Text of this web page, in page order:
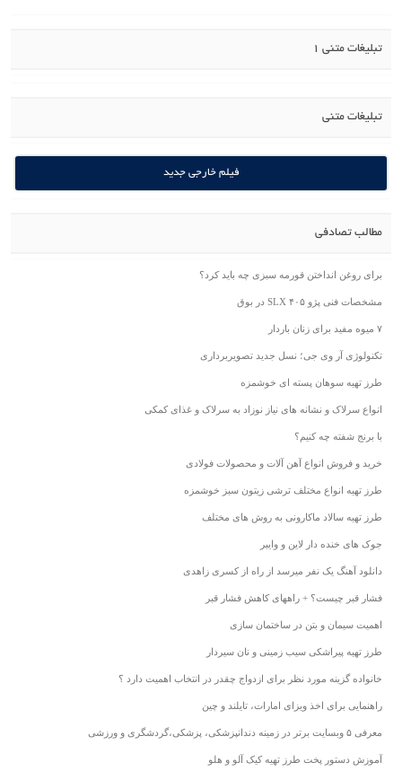
تبلیغات متنی 1
تبلیغات متنی
فیلم خارجی جدید
مطالب تصادفی
برای روغن انداختن قورمه سبزی چه باید کرد؟
مشخصات فنی پژو ۴۰۵ SLX در بوق
۷ میوه مفید برای زنان باردار
تکنولوژی آر وی جی؛ نسل جدید تصویربرداری
طرز تهیه سوهان پسته ای خوشمزه
انواع سرلاک و نشانه های نیاز نوزاد به سرلاک و غذای کمکی
با برنج شفته چه کنیم؟
خرید و فروش انواع آهن آلات و محصولات فولادی
طرز تهیه انواع مختلف ترشی زیتون سبز خوشمزه
طرز تهیه سالاد ماکارونی به روش های مختلف
جوک های خنده دار لاین و وایبر
دانلود آهنگ یک نفر میرسد از راه از کسری زاهدی
فشار قبر چیست؟ + راههای کاهش فشار قبر
اهمیت سیمان و بتن در ساختمان سازی
طرز تهیه پیراشکی سیب زمینی و نان سیردار
خانواده گزینه مورد نظر برای ازدواج چقدر در انتخاب اهمیت دارد ؟
راهنمایی برای اخذ ویزای امارات، تایلند و چین
معرفی ۵ وبسایت برتر در زمینه دندانپزشکی، پزشکی،گردشگری و ورزشی
آموزش دستور پخت طرز تهیه کیک آلو و هلو